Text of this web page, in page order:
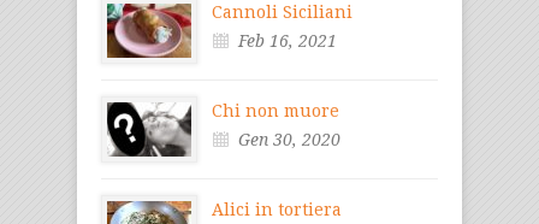
Cannoli Siciliani
Feb 16, 2021
Chi non muore
Gen 30, 2020
Alici in tortiera